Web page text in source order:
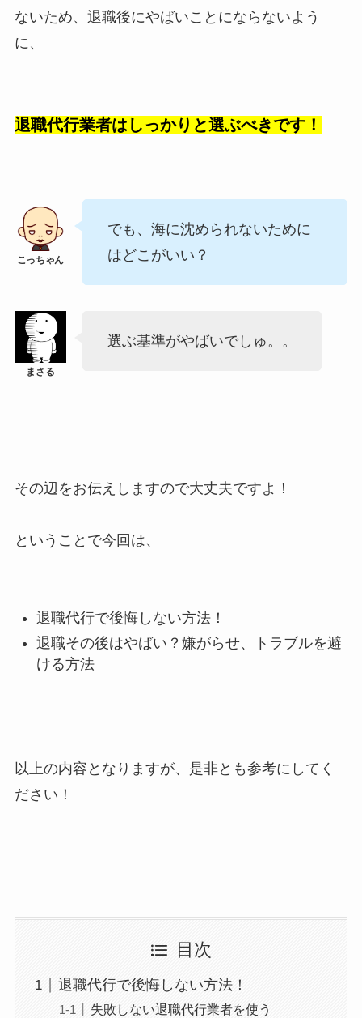
ないため、退職後にやばいことにならないよう
に、
退職代行業者はしっかりと選ぶべきです！
でも、海に沈められないために
はどこがいい？
選ぶ基準がやばいでしゅ。。
その辺をお伝えしますので大丈夫ですよ！
ということで今回は、
退職代行で後悔しない方法！
退職その後はやばい？嫌がらせ、トラブルを避
ける方法
以上の内容となりますが、是非とも参考にしてく
ださい！
目次
退職代行で後悔しない方法！
失敗しない退職代行業者を使う